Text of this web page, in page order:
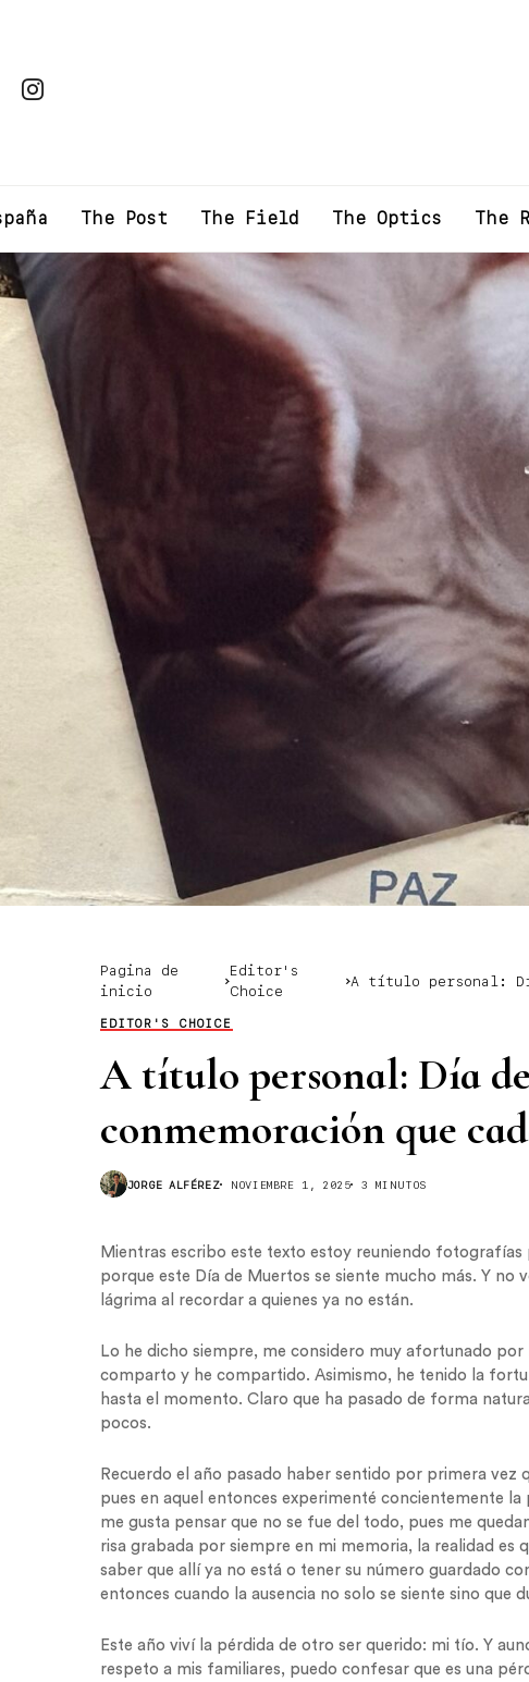
The Post The Field The Optics The
Pagina de
inicio
Editor's
Choice
A título personal:
EDITOR'S CHOICE
A título personal: Día
conmemoración que
JORGE ALFÉREZ NOVIEMBRE 1, 2025 3 MINUTOS
Mientras escribo este texto estoy reuniendo
porque este Día de Muertos se siente mucho más. Y
lágrima al recordar a quienes ya no están.
Lo he dicho siempre, me considero muy afortunado
comparto y he compartido. Asimismo, he tenido la
hasta el momento. Claro que ha pasado de forma
pocos.
Recuerdo el año pasado haber sentido por primera
pues en aquel entonces experimenté concientemente
me gusta pensar que no se fue del todo, pues me
risa grabada por siempre en mi memoria, la realidad es
saber que allí ya no está o tener su número guardado
entonces cuando la ausencia no solo se siente sino que
Este año viví la pérdida de otro ser querido: mi tío. Y
respeto a mis familiares, puedo confesar que es una